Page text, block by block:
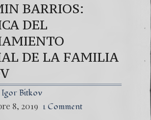
BARRIOS:
DEL
DE LA FAMILIA
Igor Bitkov
8, 2019 1 Comment